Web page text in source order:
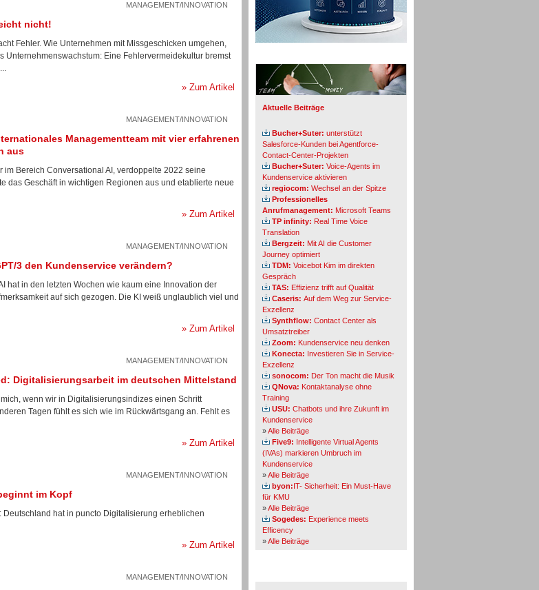
MANAGEMENT/INNOVATION
nicht!
Fehler. Wie Unternehmen mit Missgeschicken umgehen,
Unternehmenswachstum: Eine Fehlervermeidekultur bremst
» Zum Artikel
MANAGEMENT/INNOVATION
Managementteam mit vier erfahrenen
aus
im Bereich Conversational AI, verdoppelte 2022 seine
das Geschäft in wichtigen Regionen aus und etablierte neue
» Zum Artikel
MANAGEMENT/INNOVATION
3 den Kundenservice verändern?
hat in den letzten Wochen wie kaum eine Innovation der
auf sich gezogen. Die KI weiß unglaublich viel und
» Zum Artikel
MANAGEMENT/INNOVATION
Digitalisierungsarbeit im deutschen Mittelstand
wenn wir in Digitalisierungsindizes einen Schritt
Tagen fühlt es sich wie im Rückwärtsgang an. Fehlt es
» Zum Artikel
MANAGEMENT/INNOVATION
im Kopf
Deutschland hat in puncto Digitalisierung erheblichen
» Zum Artikel
MANAGEMENT/INNOVATION
Aktuelle Beiträge
Bucher+Suter: unterstützt
Salesforce-Kunden bei Agentforce-
Contact-Center-Projekten
Bucher+Suter: Voice-Agents im
Kundenservice aktivieren
regiocom: Wechsel an der Spitze
Professionelles
Anrufmanagement: Microsoft Teams
TP infinity: Real Time Voice
Translation
Bergzeit: Mit AI die Customer
Journey optimiert
TDM: Voicebot Kim im direkten
Gespräch
TAS: Effizienz trifft auf Qualität
Caseris: Auf dem Weg zur Service-
Exzellenz
Synthflow: Contact Center als
Umsatztreiber
Zoom: Kundenservice neu denken
Konecta: Investieren Sie in Service-
Exzellenz
sonocom: Der Ton macht die Musik
QNova: Kontaktanalyse ohne
Training
USU: Chatbots und ihre Zukunft im
Kundenservice
»Alle Beiträge
Five9: Intelligente Virtual Agents
(IVAs) markieren Umbruch im
Kundenservice
»Alle Beiträge
byon:IT- Sicherheit: Ein Must-Have
für KMU
»Alle Beiträge
Sogedes: Experience meets
Efficency
»Alle Beiträge